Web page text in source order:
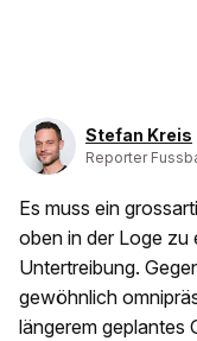
Stefan Kreis
Reporter
Es muss ein
oben in der Loge zu
Untertreibung.
gewöhnlich
längerem geplantes